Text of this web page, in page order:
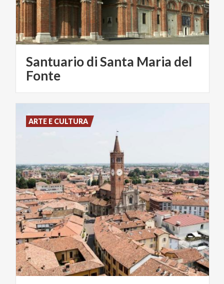
Santuario di Santa Maria del
Fonte
ARTE E CULTURA